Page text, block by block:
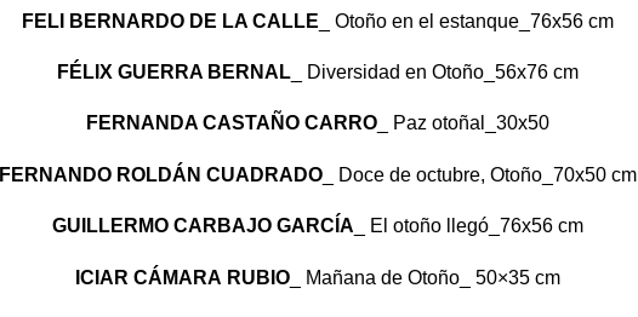
FELI BERNARDO DE LA CALLE _ Otoño en el estanque_76x56 cm
FÉLIX GUERRA BERNAL _ Diversidad en Otoño_56x76 cm
FERNANDA CASTAÑO CARRO _ Paz otoñal_30x50
FERNANDO ROLDÁN CUADRADO _ Doce de octubre, Otoño_70x50 cm
GUILLERMO CARBAJO GARCÍA _ El otoño llegó_76x56 cm
ICIAR CÁMARA RUBIO _ Mañana de Otoño_ 50×35 cm